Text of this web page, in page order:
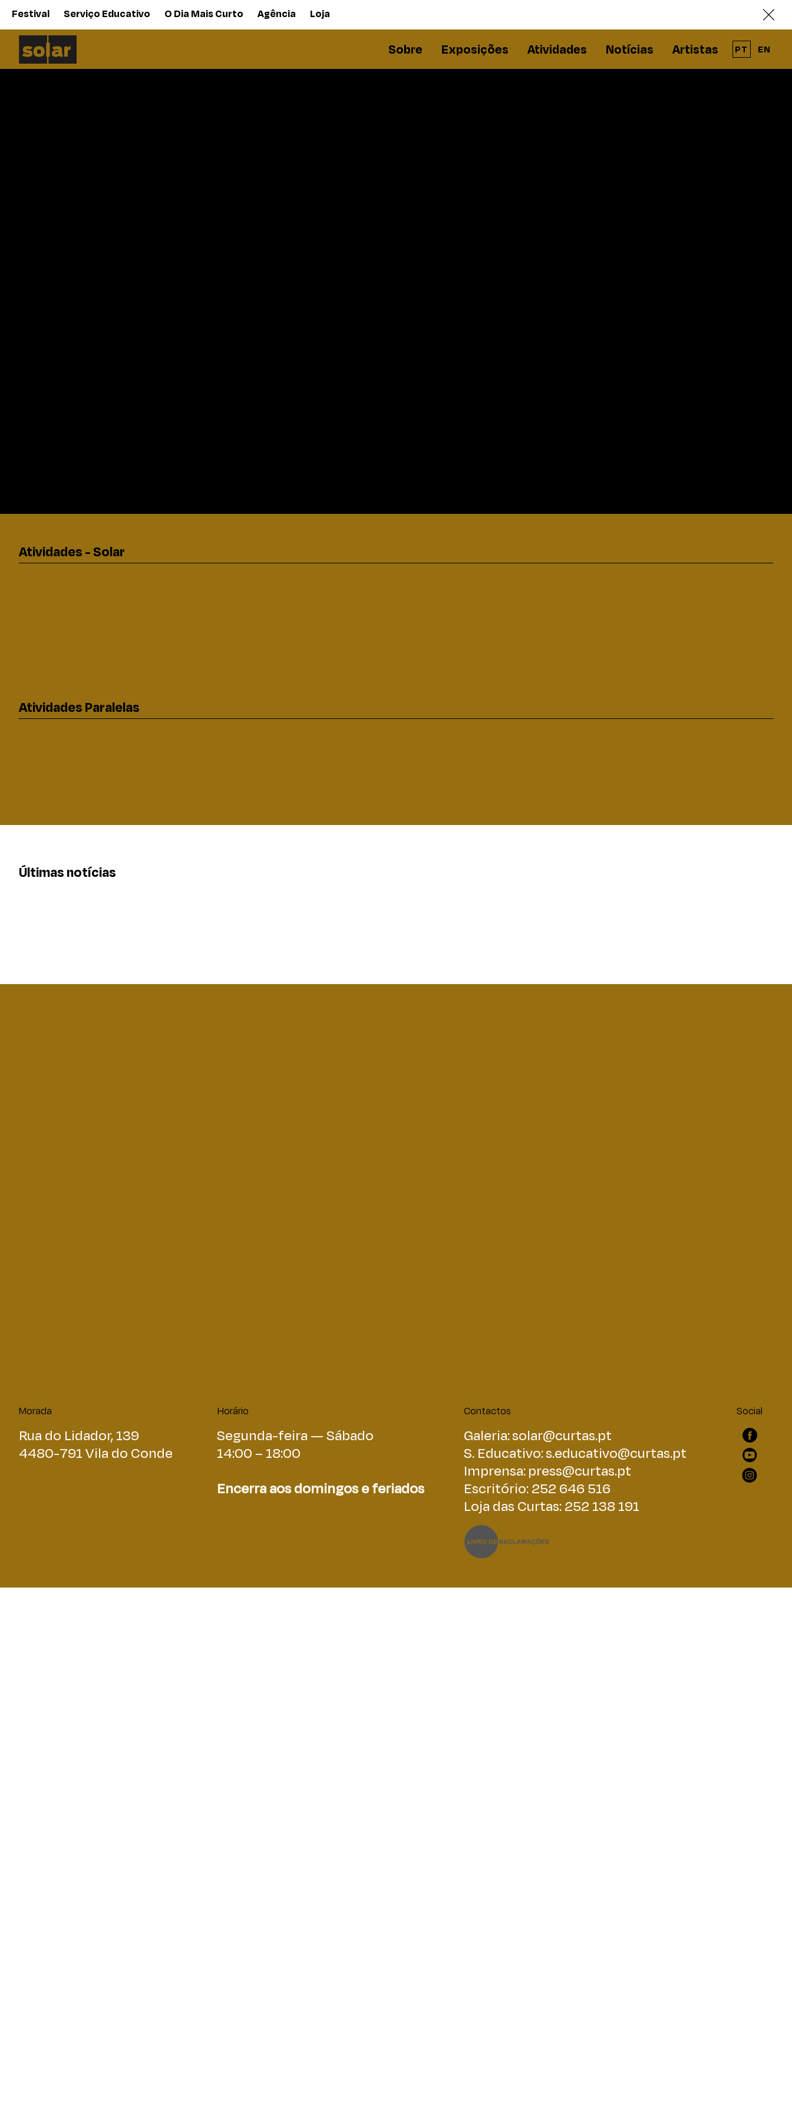
Festival Serviço Educativo O Dia Mais Curto Agência Loja
PT EN
Sobre Exposições Atividades Notícias Artistas
Atividades - Solar
Atividades Paralelas
Últimas notícias
Solar
Curtas Vila do Conde
Morada
Rua do Lidador, 139
4480-791 Vila do Conde
Horário
Segunda-feira — Sábado
14:00 – 18:00
Encerra aos domingos e feriados
Contactos
Galeria:solar@curtas.pt
S. Educativo:s.educativo@curtas.pt
Imprensa:press@curtas.pt
Escritório: 252 646 516
Loja das Curtas: 252 138 191
Social